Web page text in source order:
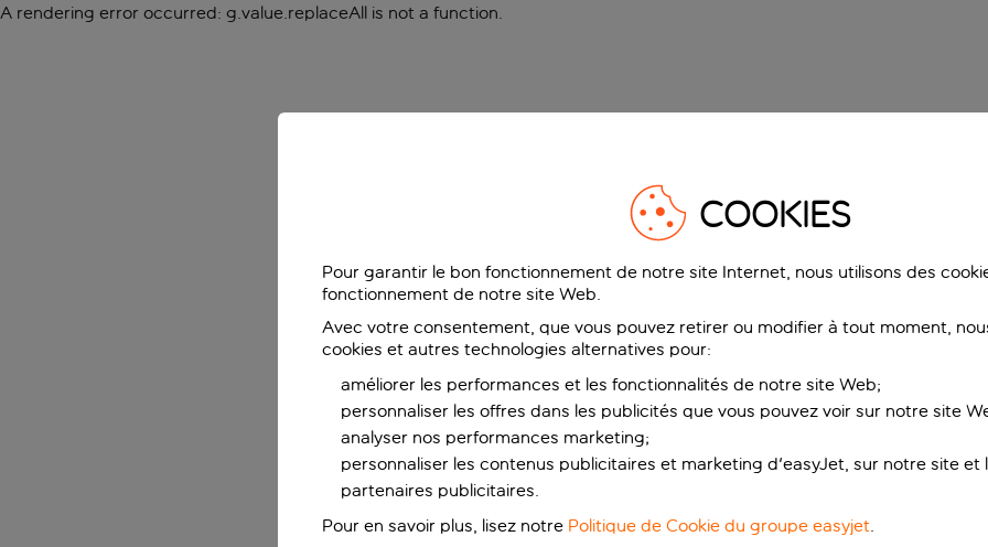
A rendering error occurred: g.value.replaceAll is not a function.
COOKIES
Pour garantir le bon fonctionnement de notre site Internet, nous utilisons des
fonctionnement de notre site Web.
Avec votre consentement, que vous pouvez retirer ou modifier à tout moment,
cookies et autres technologies alternatives pour:
améliorer les performances et les fonctionnalités de notre site Web;
personnaliser les offres dans les publicités que vous pouvez voir sur notre site
analyser nos performances marketing;
personnaliser les contenus publicitaires et marketing d'easyJet, sur notre site et
partenaires publicitaires.
Pour en savoir plus, lisez notre Politique de Cookie du groupe easyjet.